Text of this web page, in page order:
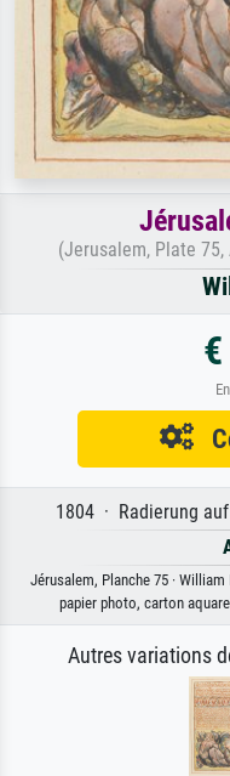
(Jerusalem, Plate
1804 · Radierung
Jérusalem, Planche 75 ·
papier photo, carton
Autres variations